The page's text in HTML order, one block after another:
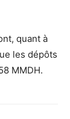
quant à
les dépôts
MMDH.